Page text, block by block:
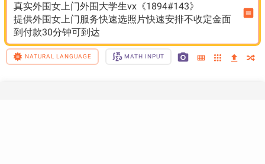
真实外围女上门外围大学生vx《1894#143》
提供外围女上门服务快速选照片快速安排不收定金面
到付款30分钟可到达
NATURAL LANGUAGE MATH INPUT